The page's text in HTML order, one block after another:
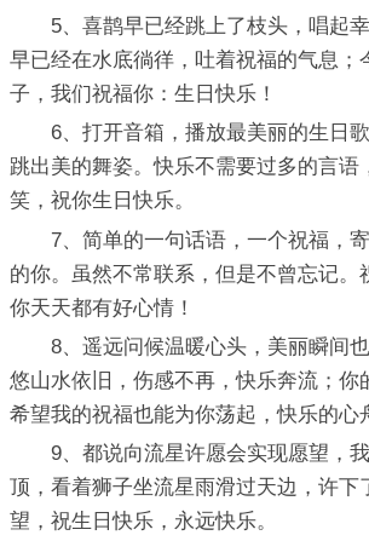
5、喜鹊早已经跳上了枝头，唱起
早已经在水底徜徉，吐着祝福的气息；
子，我们祝福你：生日快乐！
6、打开音箱，播放最美丽的生日
跳出美的舞姿。快乐不需要过多的言语
笑，祝你生日快乐。
7、简单的一句话语，一个祝福，
的你。虽然不常联系，但是不曾忘记。
你天天都有好心情！
8、遥远问候温暖心头，美丽瞬间
悠山水依旧，伤感不再，快乐奔流；你
希望我的祝福也能为你荡起，快乐的心
9、都说向流星许愿会实现愿望，
顶，看着狮子坐流星雨滑过天边，许下
望，祝生日快乐，永远快乐。